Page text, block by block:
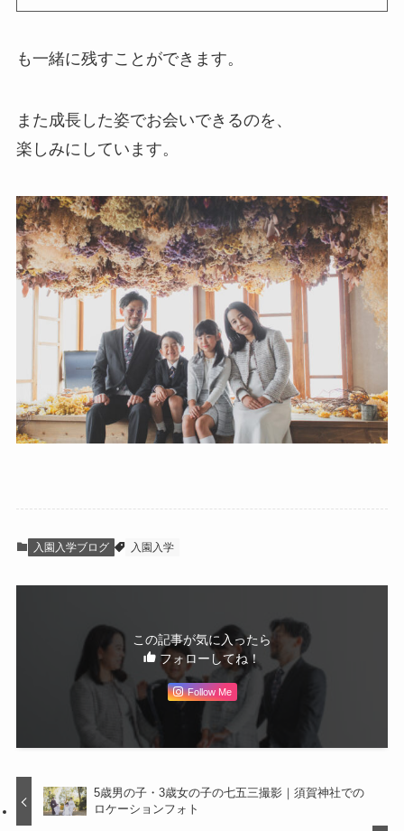
も一緒に残すことができます。
また成長した姿でお会いできるのを、
楽しみにしています。
入園入学ブログ 入園入学
この記事が気に入ったら
フォローしてね！
Follow Me
5歳男の子・3歳女の子の七五三撮影｜須賀神社での
ロケーションフォト